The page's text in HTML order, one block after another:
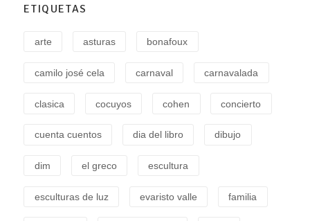
ETIQUETAS
arte asturas bonafoux
camilo josé cela carnaval carnavalada
clasica cocuyos cohen concierto
cuenta cuentos dia del libro dibujo
dim el greco escultura
esculturas de luz evaristo valle familia